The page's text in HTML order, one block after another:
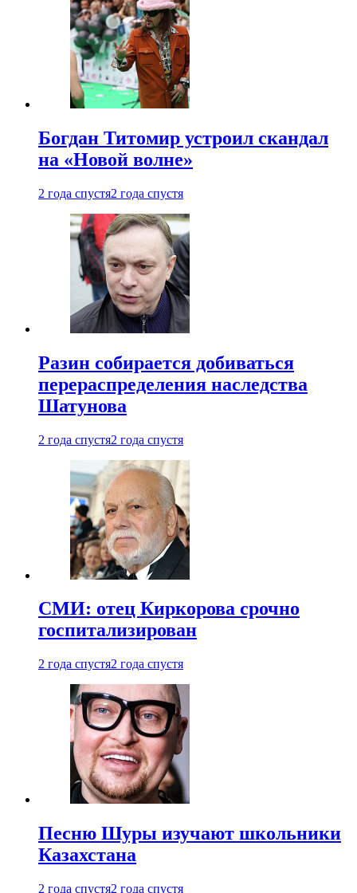
Богдан Титомир устроил скандал
на «Новой волне»
2 года спустя2 года спустя
Разин собирается добиваться
перераспределения наследства
Шатунова
2 года спустя2 года спустя
СМИ: отец Киркорова срочно
госпитализирован
2 года спустя2 года спустя
Песню Шуры изучают школьники
Казахстана
2 года спустя2 года спустя